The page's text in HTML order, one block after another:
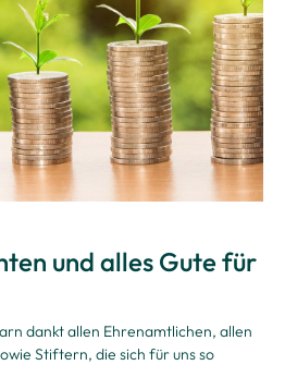
und alles Gute für
dankt allen Ehrenamtlichen, allen
Stiftern, die sich für uns so